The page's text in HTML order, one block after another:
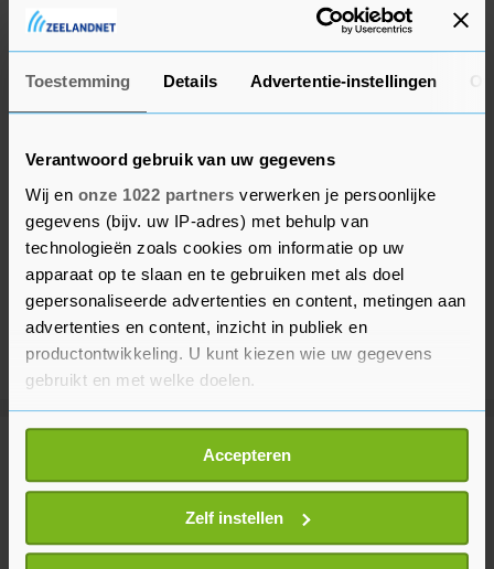
Toestemming Details Advertentie-instellingen
Verantwoord gebruik van uw gegevens
Wij en onze 1022 partners verwerken je persoonlijke
gegevens (bijv. uw IP-adres) met behulp van
technologieën zoals cookies om informatie op uw
apparaat op te slaan en te gebruiken met als doel
gepersonaliseerde advertenties en content, metingen aan
advertenties en content, inzicht in publiek en
productontwikkeling. U kunt kiezen wie uw gegevens
gebruikt en met welke doelen.
Als u het toestaat, willen we ook graag:
Informatie verzamelen over uw geografische
locatie, die tot een paar meter nauwkeurig kan zijn
Uw apparaat identificeren door het actief te
scannen op specifieke eigenschappen (fingerprinting)
Accepteren
Zelf instellen
Meer uit Financieel
Wall Street stijgt na tegenvallend
banenrapport VS